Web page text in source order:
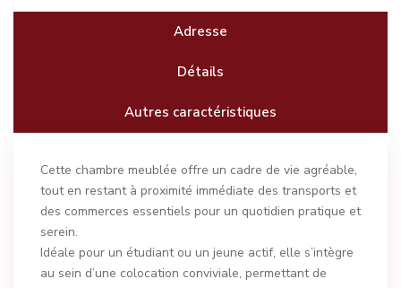
Adresse
Détails
Autres caractéristiques
Cette chambre meublée offre un cadre de vie agréable,
tout en restant à proximité immédiate des transports et
des commerces essentiels pour un quotidien pratique et
serein.
Idéale pour un étudiant ou un jeune actif, elle s’intègre
au sein d’une colocation conviviale, permettant de